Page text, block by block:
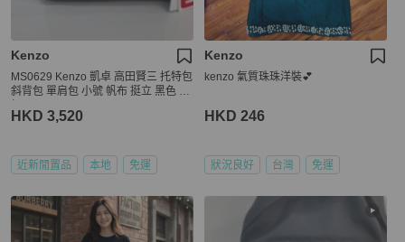
Kenzo
MS0629 Kenzo 凱卓 高田賢三 托特包
斜背包 單肩包 小號 帆布 挺立 黑色 銀
ck x PHW
HKD 3,520
近新閒置品 本地 免運
Kenzo
kenzo 氣質珠珠洋裝💕
HKD 246
狀況良好 台灣 免運